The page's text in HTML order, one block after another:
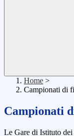
Home >
Campionati di
Campionati
Le Gare di Istituto